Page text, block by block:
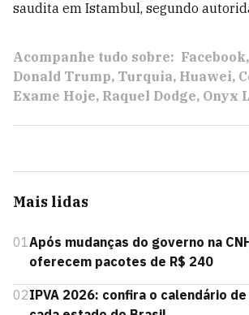
saudita em Istambul, segundo
Acompanhe tudo sobre: Facebook
Donald Trump Turquia Huawei
Exame Hoje Raquel Dodge Onyx
Mais lidas
01Após mudanças do governo na
oferecem pacotes de R$ 240
02IPVA 2026: confira o calendário